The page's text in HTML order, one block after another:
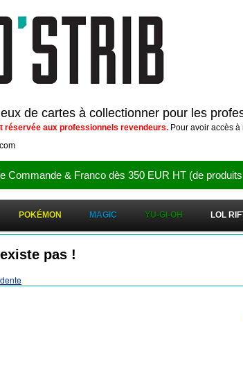
de cartes à collectionner pour les
réservée aux professionnels revendeurs. Pour avoir accès
Commande & Franco dès 350 EUR HT (de
POKÉMON MAGIC YU-GI-OH LOL
pas !